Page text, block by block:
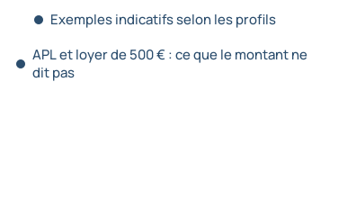
Exemples indicatifs selon les profils
APL et loyer de 500 € : ce que le montant ne
dit pas